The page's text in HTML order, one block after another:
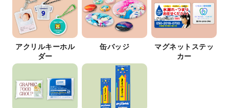
アクリルキーホル
ダー
缶バッジ
マグネットステッ
カー